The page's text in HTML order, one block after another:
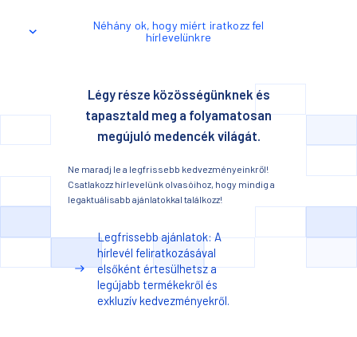
Néhány ok, hogy miért iratkozz fel
hírlevelünkre
Légy része közösségünknek és
tapasztald meg a folyamatosan
megújuló medencék világát.
Ne maradj le a legfrissebb kedvezményeinkről!
Csatlakozz hírlevelünk olvasóihoz, hogy mindig a
legaktuálisabb ajánlatokkal találkozz!
Legfrissebb ajánlatok: A
hírlevél feliratkozásával
elsőként értesülhetsz a
legújabb termékekről és
exkluzív kedvezményekről.